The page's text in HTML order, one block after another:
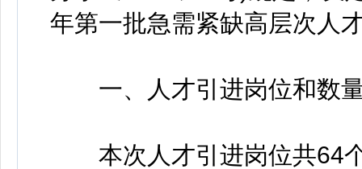
年第一批急需紧缺高层次人
一、人才引进岗位和数
本次人才引进岗位共64个